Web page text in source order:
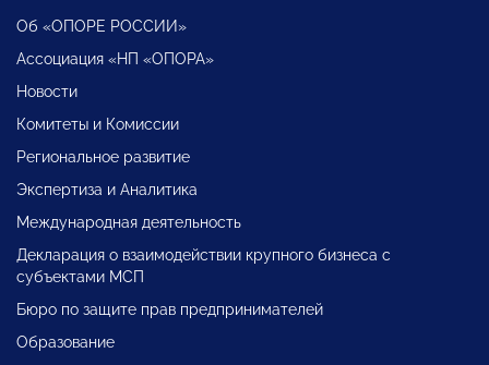
Об «ОПОРЕ РОССИИ»
Ассоциация «НП «ОПОРА»
Новости
Комитеты и Комиссии
Региональное развитие
Экспертиза и Аналитика
Международная деятельность
Декларация о взаимодействии крупного бизнеса с
субъектами МСП
Бюро по защите прав предпринимателей
Образование